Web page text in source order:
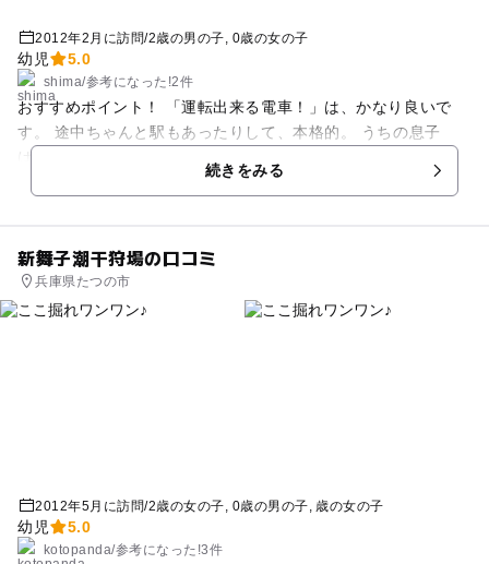
2012年2月に訪問/2歳の男の子 0歳の女の子
幼児 5.0
shima/参考になった!2件
おすすめポイント！ 「運転出来る電車！」は、かなり良いで
す。 途中ちゃんと駅もあったりして、本格的。 うちの息子
半には）まだ分からないようでした。 でも、キッズルームが、
続きをみる
新舞子潮干狩場の口コミ
兵庫県たつの市
2012年5月に訪問/2歳の女の子 0歳の男の子 歳の女の子
幼児 5.0
kotopanda/参考になった!3件